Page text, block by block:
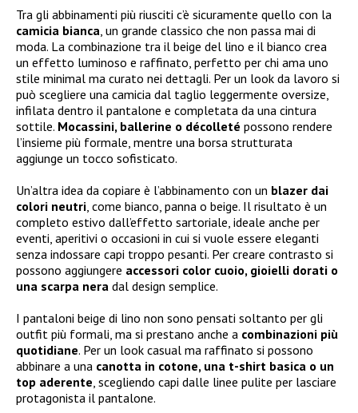
Tra gli abbinamenti più riusciti c’è sicuramente quello con la
camicia bianca, un grande classico che non passa mai di
moda. La combinazione tra il beige del lino e il bianco crea
un effetto luminoso e raffinato, perfetto per chi ama uno
stile minimal ma curato nei dettagli. Per un look da lavoro si
può scegliere una camicia dal taglio leggermente oversize,
infilata dentro il pantalone e completata da una cintura
sottile. Mocassini, ballerine o décolleté possono rendere
l’insieme più formale, mentre una borsa strutturata
aggiunge un tocco sofisticato.
Un’altra idea da copiare è l’abbinamento con un blazer dai
colori neutri, come bianco, panna o beige. Il risultato è un
completo estivo dall’effetto sartoriale, ideale anche per
eventi, aperitivi o occasioni in cui si vuole essere eleganti
senza indossare capi troppo pesanti. Per creare contrasto si
possono aggiungere accessori color cuoio, gioielli dorati o
una scarpa nera dal design semplice.
I pantaloni beige di lino non sono pensati soltanto per gli
outfit più formali, ma si prestano anche a combinazioni più
quotidiane. Per un look casual ma raffinato si possono
abbinare a una canotta in cotone, una t-shirt basica o un
top aderente, scegliendo capi dalle linee pulite per lasciare
protagonista il pantalone.